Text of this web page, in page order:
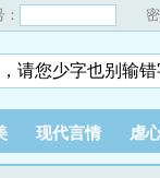
现代言情 虐